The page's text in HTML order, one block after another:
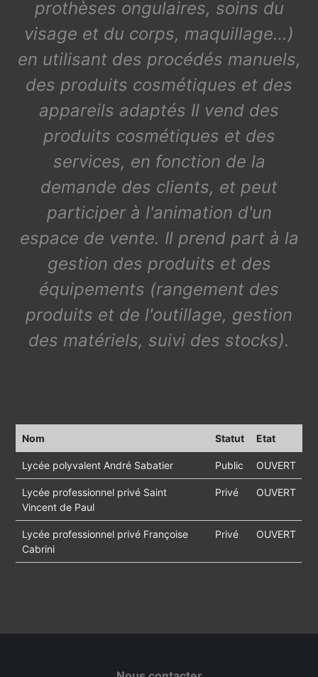
prothèses ongulaires, soins du
visage et du corps, maquillage…)
en utilisant des procédés manuels,
des produits cosmétiques et des
appareils adaptés Il vend des
produits cosmétiques et des
services, en fonction de la
demande des clients, et peut
participer à l'animation d'un
espace de vente. Il prend part à la
gestion des produits et des
équipements (rangement des
produits et de l'outillage, gestion
des matériels, suivi des stocks).
Nom Statut Etat
Lycée polyvalent André Sabatier Public OUVERT
Lycée professionnel privé Saint
Vincent de Paul
Privé OUVERT
Lycée professionnel privé Françoise
Cabrini
Privé OUVERT